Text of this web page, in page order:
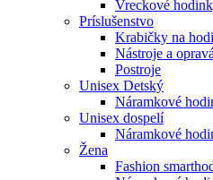
Vreckové
Príslušenstvo
Krabičky na
Nástroje a
Postroje
Unisex Detský
Náramkové
Unisex dospelí
Náramkové
Žena
Fashion